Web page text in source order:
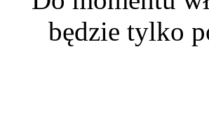
będzie tylko